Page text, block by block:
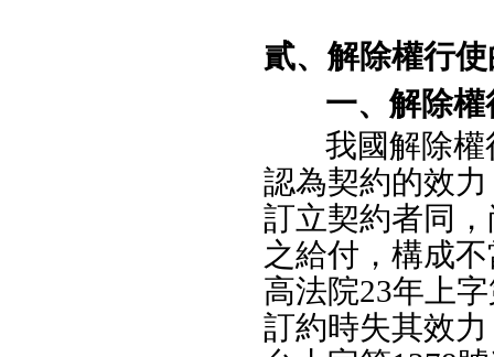
貳、解除權行
一、解除
我國解除
認為契約的效
訂立契約者同
之給付，構成
高法院23年上
訂約時失其效